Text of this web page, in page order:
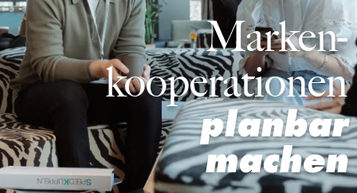
Marken-
kooperationen
planbar
machen